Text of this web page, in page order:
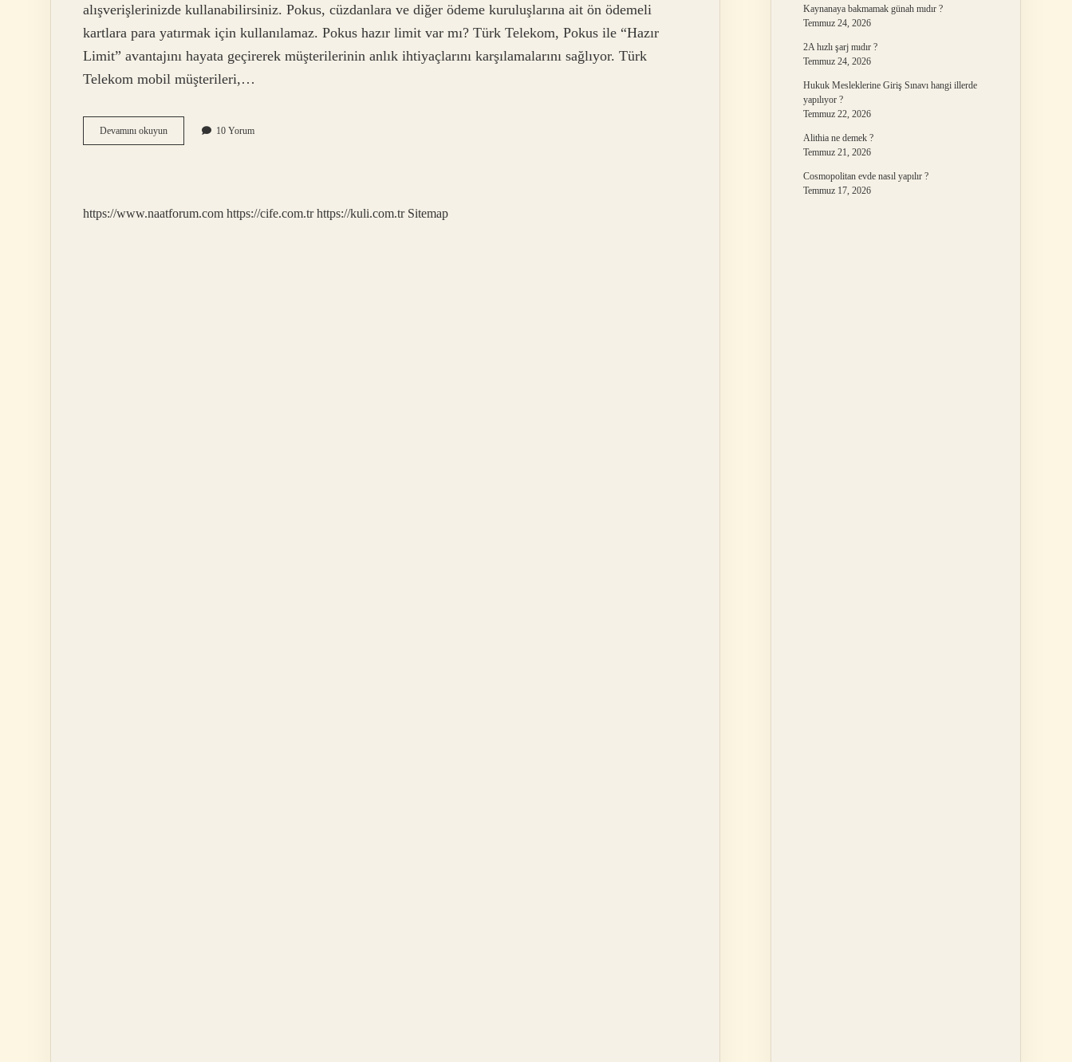
alışverişlerinizde kullanabilirsiniz. Pokus, cüzdanlara ve diğer ödeme kuruluşlarına ait ön ödemeli
kartlara para yatırmak için kullanılamaz. Pokus hazır limit var mı? Türk Telekom, Pokus ile “Hazır
Limit” avantajını hayata geçirerek müşterilerinin anlık ihtiyaçlarını karşılamalarını sağlıyor. Türk
Telekom mobil müşterileri,…
Devamını okuyunPokus
Kart
10 Yorum
https://www.naatforum.com https://cife.com.tr https://kuli.com.tr Sitemap
Kaynanaya bakmamak günah mıdır ?
Temmuz 24, 2026
2A hızlı şarj mıdır ?
Temmuz 24, 2026
Hukuk Mesleklerine Giriş Sınavı hangi illerde
yapılıyor ?
Temmuz 22, 2026
Alithia ne demek ?
Temmuz 21, 2026
Cosmopolitan evde nasıl yapılır ?
Temmuz 17, 2026